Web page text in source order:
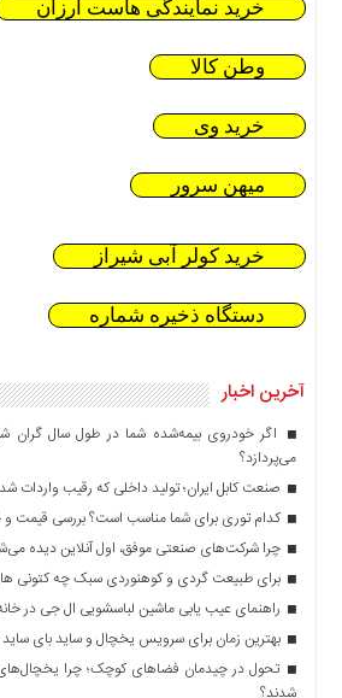
خرید نمایندگی هاست ارزان
وطن کالا
خرید وی
میهن سرور
خرید کولر آبی شیراز
دستگاه ذخیره شماره
آخرین اخبار
اگر خودروی بیمه‌شده شما در طول سال گران
می‌پردازد؟
صنعت کابل ایران؛ تولید داخلی که رقیب واردات شد
کدام توری برای شما مناسب است؟ بررسی قیمت و
چرا شرکت‌های صنعتی موفق، اول آنلاین دیده
برای طبیعت گردی و کوهنوردی سبک چه کتونی
راهنمای عیب یابی ماشین لباسشویی ال جی در
بهترین زمان برای سرویس یخچال و ساید بای